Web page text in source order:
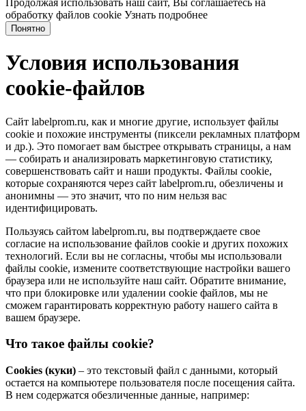
обработку файлов cookie Узнать подробнее
Понятно
Условия использования
cookie-файлов
Сайт labelprom.ru, как и многие другие, использует файлы
cookie и похожие инструменты (пиксели рекламных платформ
и др.). Это помогает вам быстрее открывать страницы, а нам
— собирать и анализировать маркетинговую статистику,
совершенствовать сайт и наши продукты. Файлы сookie,
которые сохраняются через сайт labelprom.ru, обезличены и
анонимны — это значит, что по ним нельзя вас
идентифицировать.
Пользуясь сайтом labelprom.ru, вы подтверждаете свое
согласие на использование файлов cookie и других похожих
технологий. Если вы не согласны, чтобы мы использовали
файлы cookie, измените соответствующие настройки вашего
браузера или не используйте наш сайт. Обратите внимание,
что при блокировке или удалении cookie файлов, мы не
сможем гарантировать корректную работу нашего сайта в
вашем браузере.
Что такое файлы cookie?
Cookies (куки) – это текстовый файл с данными, который
остается на компьютере пользователя после посещения сайта.
В нем содержатся обезличенные данные, например: